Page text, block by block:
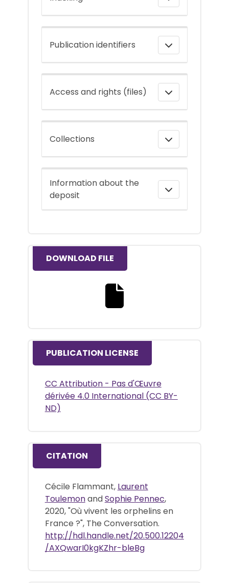
Publication identifiers
Access and rights (files)
Collections
Information about the
deposit
DOWNLOAD FILE
PUBLICATION LICENSE
CC Attribution - Pas d'Œuvre
dérivée 4.0 International (CC BY-
ND)
CITATION
Cécile Flammant, Laurent
ToulemonandSophie Pennec,
2020, "Où vivent les orphelins en
France ?", The Conversation.
http://hdl.handle.net/20.500.12204
/AXQwarI0kgKZhr-bleBg